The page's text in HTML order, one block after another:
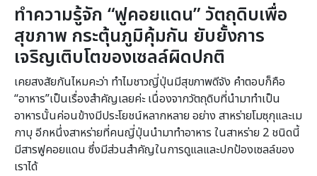
ทำความรู้จัก “ฟูคอยแดน” วัตถุดิบเพื่อ
สุขภาพ กระตุ้นภูมิคุ้มกัน ยับยั้งการ
เจริญเติบโตของเซลล์ผิดปกติ
เคยสงสัยกันไหมคะว่า ทำไมชาวญี่ปุ่นมีสุขภาพดีจัง คำตอบก็คือ
“อาหาร”เป็นเรื่องสำคัญเลยค่ะ เนื่องจากวัตถุดิบที่นำมาทำเป็น
อาหารนั้นค่อนข้างมีประโยชน์หลากหลาย อย่าง สาหร่ายโมซุกุและเม
กาบุ อีกหนึ่งสาหร่ายที่คนญี่ปุ่นนำมาทำอาหาร ในสาหร่าย 2 ชนิดนี้
มีสารฟูคอยแดน ซึ่งมีส่วนสำคัญในการดูแลและปกป้องเซลล์ของ
เราได้